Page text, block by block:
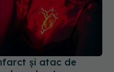
deosebește